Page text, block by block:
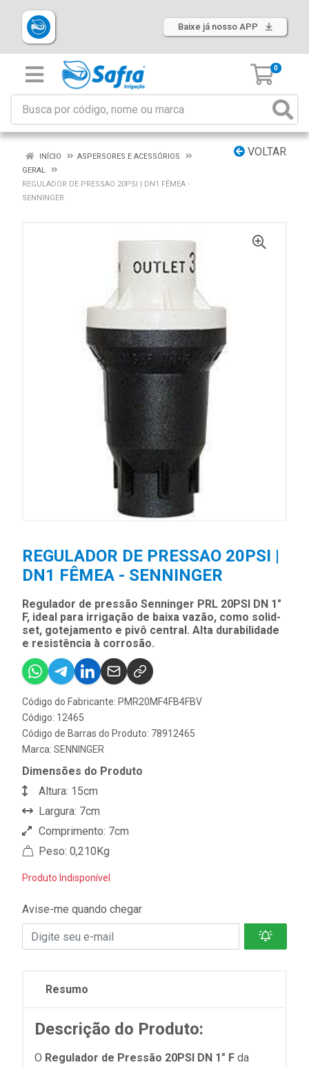
Baixe já nosso APP
0
VOLTAR
INÍCIO
ASPERSORES E ACESSÓRIOS
GERAL
REGULADOR DE PRESSAO 20PSI | DN1 FÊMEA -
SENNINGER
REGULADOR DE PRESSAO 20PSI |
DN1 FÊMEA - SENNINGER
Regulador de pressão Senninger PRL 20PSI DN 1"
F, ideal para irrigação de baixa vazão, como solid-
set, gotejamento e pivô central. Alta durabilidade
e resistência à corrosão.
Código do Fabricante: PMR20MF4FB4FBV
Código: 12465
Código de Barras do Produto: 78912465
Marca: SENNINGER
Dimensões do Produto
Altura: 15cm
Largura: 7cm
Comprimento: 7cm
Peso: 0,210Kg
Produto Indisponível
Avise-me quando chegar
Resumo
Descrição do Produto:
O Regulador de Pressão 20PSI DN 1" F da